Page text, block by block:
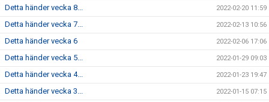
Detta händer vecka 8... 2022-02-20 11:59
Detta händer vecka 7... 2022-02-13 10:56
Detta händer vecka 6 2022-02-06 17:06
Detta händer vecka 5... 2022-01-29 09:03
Detta händer vecka 4... 2022-01-23 19:47
Detta händer vecka 3... 2022-01-15 07:15